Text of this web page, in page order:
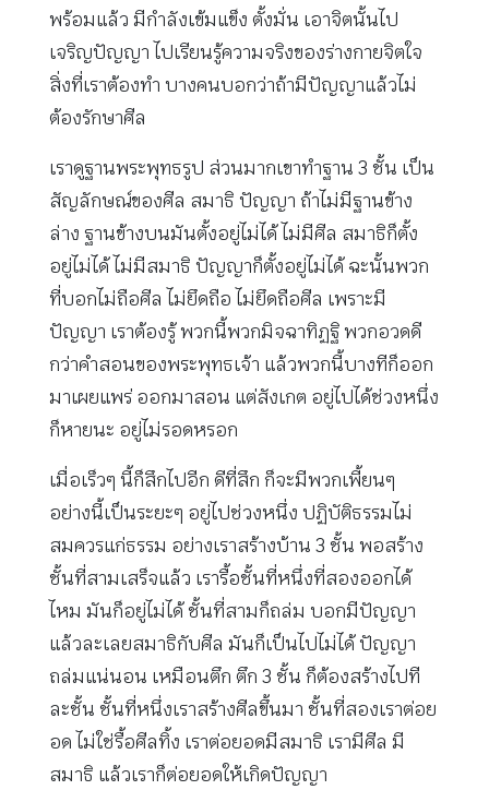
พร้อมแล้ว มีกำลังเข้มแข็ง ตั้งมั่น เอาจิตนั้นไป
เจริญปัญญา ไปเรียนรู้ความจริงของร่างกายจิตใจ
สิ่งที่เราต้องทำ บางคนบอกว่าถ้ามีปัญญาแล้วไม่
ต้องรักษาศีล
เราดูฐานพระพุทธรูป ส่วนมากเขาทำฐาน 3 ชั้น เป็น
สัญลักษณ์ของศีล สมาธิ ปัญญา ถ้าไม่มีฐานข้าง
ล่าง ฐานข้างบนมันตั้งอยู่ไม่ได้ ไม่มีศีล สมาธิก็ตั้ง
อยู่ไม่ได้ ไม่มีสมาธิ ปัญญาก็ตั้งอยู่ไม่ได้ ฉะนั้นพวก
ที่บอกไม่ถือศีล ไม่ยึดถือ ไม่ยึดถือศีล เพราะมี
ปัญญา เราต้องรู้ พวกนี้พวกมิจฉาทิฏฐิ พวกอวดดี
กว่าคำสอนของพระพุทธเจ้า แล้วพวกนี้บางทีก็ออก
มาเผยแพร่ ออกมาสอน แต่สังเกต อยู่ไปได้ช่วงหนึ่ง
ก็หายนะ อยู่ไม่รอดหรอก
เมื่อเร็วๆ นี้ก็สึกไปอีก ดีที่สึก ก็จะมีพวกเพี้ยนๆ
อย่างนี้เป็นระยะๆ อยู่ไปช่วงหนึ่ง ปฏิบัติธรรมไม่
สมควรแก่ธรรม อย่างเราสร้างบ้าน 3 ชั้น พอสร้าง
ชั้นที่สามเสร็จแล้ว เรารื้อชั้นที่หนึ่งที่สองออกได้
ไหม มันก็อยู่ไม่ได้ ชั้นที่สามก็ถล่ม บอกมีปัญญา
แล้วละเลยสมาธิกับศีล มันก็เป็นไปไม่ได้ ปัญญา
ถล่มแน่นอน เหมือนตึก ตึก 3 ชั้น ก็ต้องสร้างไปที
ละชั้น ชั้นที่หนึ่งเราสร้างศีลขึ้นมา ชั้นที่สองเราต่อย
อด ไม่ใช่รื้อศีลทิ้ง เราต่อยอดมีสมาธิ เรามีศีล มี
สมาธิ แล้วเราก็ต่อยอดให้เกิดปัญญา